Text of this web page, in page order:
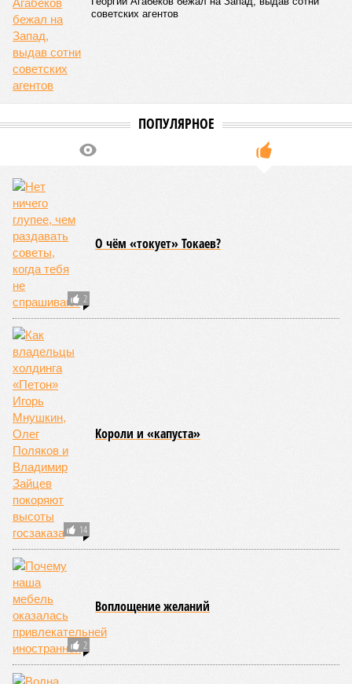
встречал препятствий на своём пути, уничтожая деревни и
целые города. Водой залило 130 тыс. квадратных
километров (а это больше территорий Оренбургской или
Кировской областей), 2 млн человек остались без крова,
ещё столько же погибли в результате спровоцированной
катастрофой пандемии.
Третье место по кровожадности в рейтинге стихийных
ставший самым мощным среди себе подобных за всю
Бангладеш, тогда называвшейся Восточным Пакистаном, и
индийского штата Западная Бенгалия. Шторма унесли
жизни полумиллиона человек.
Кажется, стремящаяся сохранить свою чистоту природа
что-то знала о том, какие именно страны станут со
временем самыми «грязными» в плане производств, и
планомерно подтачивала их демографию. А как ещё
объяснить то, что в топ-10 природных катастроф почти все
места занимают бедствия, разразившиеся в Индии,
Пакистане, Бангладеш и Турции? Что характерно, Россию и
Европу подобные катастрофы никогда не затрагивали,
здесь беды были другими, включая массовый голод и
масштабные эпидемии вроде бубонной чумы (200 млн
погибших) или «испанки» (по разным оценкам, от 17,4 до
100 млн погибших во всём мире).
Когда земля – дыбом
Но это дела давно минувших дней. А что нам ждать в
дальнейшем? Авторы энциклопедии A-Z Animals,
основываясь на современных научных исследованиях и
глобальных тенденциях, составили свой список
потенциально самых смертоносных стихийных бедствий,
угрожающих человечеству непосредственно сейчас, в XXI
веке.
«Золото» получили землетрясения. К наиболее
сейсмоопасным регионам относится Тихоокеанское
вулканическое огненное кольцо, включающее Индонезию,
Японию и западное побережье Северной и Южной Америки.
Турция, Иран, Индия и Непал также расположены на очень